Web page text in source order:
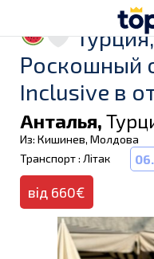
Роскошный
Inclusive в
Анталья,
Из: Кишинев, Молдова
Транспорт : Літак
від 660€